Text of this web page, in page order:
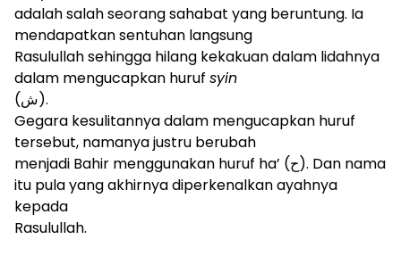
adalah salah seorang sahabat yang beruntung. Ia
mendapatkan sentuhan langsung
Rasulullah sehingga hilang kekakuan dalam lidahnya
dalam mengucapkan huruf syin
(ش).
Gegara kesulitannya dalam mengucapkan huruf
tersebut, namanya justru berubah
menjadi Bahir menggunakan huruf ha’ (ح). Dan nama
itu pula yang akhirnya diperkenalkan ayahnya
kepada
Rasulullah.